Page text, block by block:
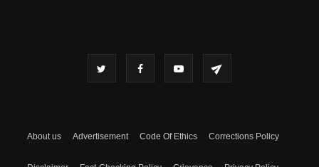
About us Advertisement Code Of Ethics Corrections Policy